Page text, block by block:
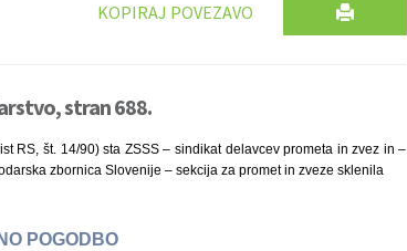
KOPIRAJ POVEZAVO
stran 688.
RS, št. 14/90) sta ZSSS – sindikat delavcev prometa in zvez in –
zbornica Slovenije – sekcija za promet in zveze sklenila
POGODBO